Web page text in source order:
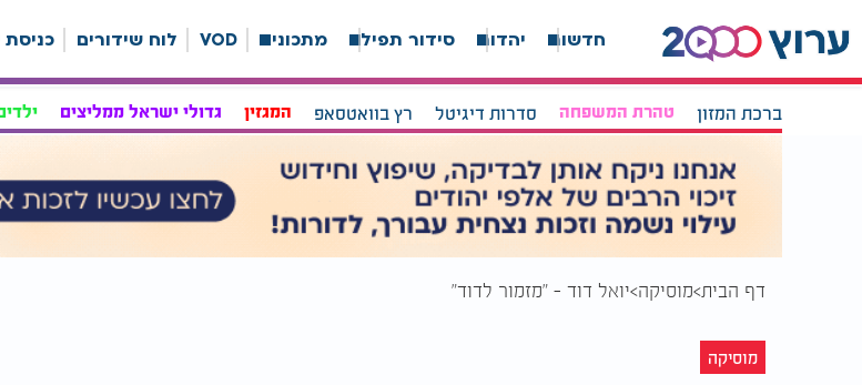
חדשות יהדות סידור תפילה מתכונים VOD לוח שידורים
ברכת המזון טהרת המשפחה סדרות דיגיטל רץ בוואטסאפ המגזין גדולי ישראל ממליצים
דף הבית מוסיקה יואל דוד - "מזמור לדוד"
מוסיקה